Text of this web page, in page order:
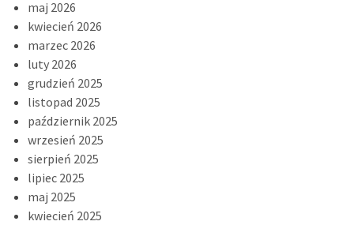
maj 2026
kwiecień 2026
marzec 2026
luty 2026
grudzień 2025
listopad 2025
październik 2025
wrzesień 2025
sierpień 2025
lipiec 2025
maj 2025
kwiecień 2025